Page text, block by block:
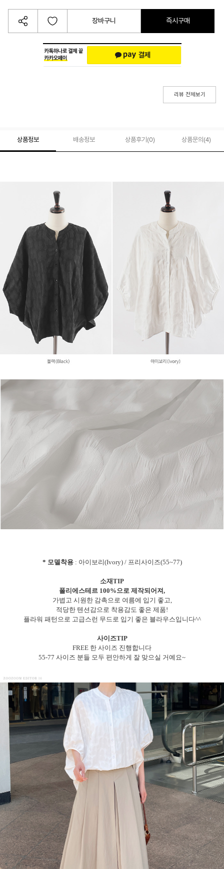
장바구니 즉시구매
리뷰 전체보기
상품정보 배송정보 상품후기(0) 상품문의 (4)
* 모델착용: 아이보리(Ivory) / 프리사이즈(55~77)
소재TIP
폴리에스테르 100%으로 제작되어져,
가볍고 시원한 감촉으로 여름에 입기 좋고,
적당한 텐션감으로 착용감도 좋은 제품!
플라워 패턴으로 고급스런 무드로 입기 좋은 블라우스입니다^^
사이즈TIP
FREE 한 사이즈 진행합니다
55-77 사이즈 분들 모두 편안하게 잘 맞으실 거예요~